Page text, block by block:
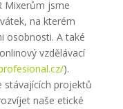
Mixerům jsme
na kterém
osobnosti. A také
vzdělávací
).
stávajících projektů
naše etické